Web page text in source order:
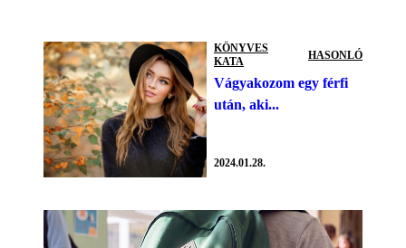
KÖNYVES
KATA
HASONLÓ
Vágyakozom egy férfi
után, aki...
2024.01.28.